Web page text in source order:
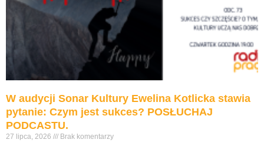
W audycji Sonar Kultury Ewelina Kotlicka stawia
pytanie: Czym jest sukces? POSŁUCHAJ
PODCASTU.
27 lipca, 2026 Brak komentarzy